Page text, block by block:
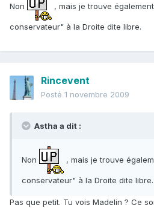
Non , mais je trouve
conservateur" à la Droite dite libre.
Rincevent
Posté 1 novembre 2009
Astha a dit :
Non , mais je trouve
conservateur" à la Droite dite libre.
Pas que petit. Tu vois Madelin ? Ce